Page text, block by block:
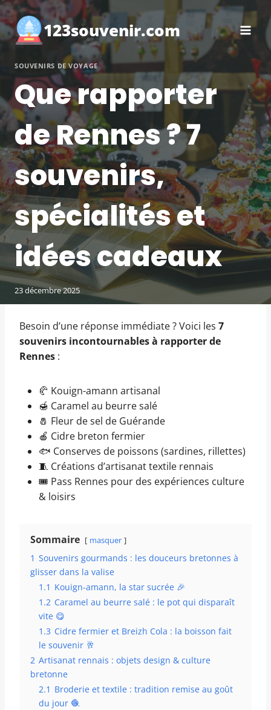
Aller
au
contenu 123souvenir.com
SOUVENIRS DE VOYAGE
Que rapporter
de Rennes ? 7
souvenirs,
spécialités et
idées cadeaux
23 décembre 2025
Besoin d’une réponse immédiate ? Voici les 7
souvenirs incontournables à rapporter de
Rennes :
🥐 Kouign-amann artisanal
🍯 Caramel au beurre salé
🧂 Fleur de sel de Guérande
🍎 Cidre breton fermier
🐟 Conserves de poissons (sardines, rillettes)
🧵 Créations d’artisanat textile rennais
🎟️ Pass Rennes pour des expériences culture
& loisirs
Sommaire masquer
1 Souvenirs gourmands : les douceurs bretonnes à
glisser dans la valise
1.1 Kouign-amann, la star sucrée 🎉
1.2 Caramel au beurre salé : le pot qui disparaît
vite 😋
1.3 Cidre fermier et Breizh Cola : la boisson fait
le souvenir 🥂
2 Artisanat rennais : objets design & culture
bretonne
2.1 Broderie et textile : tradition remise au goût
du jour 🧶